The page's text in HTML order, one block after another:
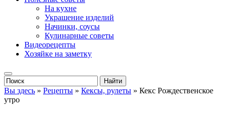
На кухне
Украшение изделий
Начинки, соусы
Кулинарные советы
Видеорецепты
Хозяйке на заметку
Вы здесь » Рецепты » Кексы, рулеты » Кекс Рождественское
утро